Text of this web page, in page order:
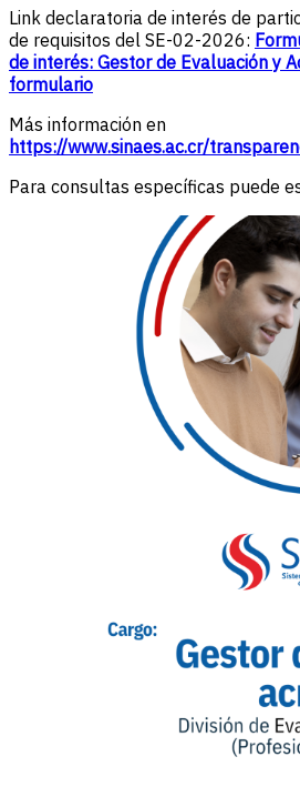
Link declaratoria de interés de
de requisitos del SE-02-2026:
de interés: Gestor de Evaluación y
formulario
Más información en
https://www.sinaes.ac.cr/
Para consultas específicas puede